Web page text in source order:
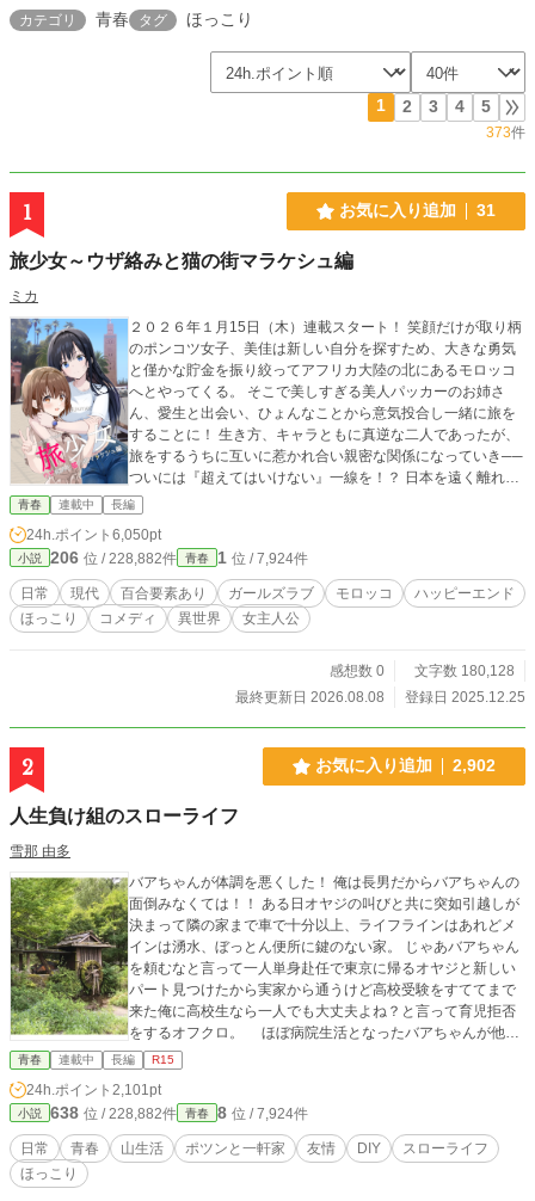
カテゴリ 青春 タグ ほっこり
1 2 3 4 5
373件
1 お気に入り追加 31
旅少女～ウザ絡みと猫の街マラケシュ編
ミカ
２０２６年１月15日（木）連載スタート！ 笑顔だけが取り柄
のポンコツ女子、美佳は新しい自分を探すため、大きな勇気
と僅かな貯金を振り絞ってアフリカ大陸の北にあるモロッコ
へとやってくる。 そこで美しすぎる美人パッカーのお姉さ
ん、愛生と出会い、ひょんなことから意気投合し一緒に旅を
することに！ 生き方、キャラともに真逆な二人であったが、
旅をするうちに互いに惹かれ合い親密な関係になっていき──
ついには『超えてはいけない』一線を！？ 日本を遠く離れた
異国の地、モロッコで展開される青春ガールズラブコメデ
ィ！ 旅先で起こった日常的なこと、そうでもないことをだら
だらと書き綴った女子二人の旅行記『旅少女』──毎週木曜
日、日曜日に更新します！
青春 連載中 長編
24h.ポイント 6,050pt
小説 206 位 / 228,882件 青春 1 位 / 7,924件
日常 現代 百合要素あり ガールズラブ モロッコ
ハッピーエンド
ほっこり
コメディ 異世界 女主人公
感想数 0
文字数 180,128
最終更新日 2026.08.08
登録日 2025.12.25
2 お気に入り追加 2,902
人生負け組のスローライフ
雪那 由多
バアちゃんが体調を悪くした！ 俺は長男だからバアちゃんの
面倒みなくては！！ ある日オヤジの叫びと共に突如引越しが
決まって隣の家まで車で十分以上、ライフラインはあれどメ
インは湧水、ぼっとん便所に鍵のない家。 じゃあバアちゃん
を頼むなと言って一人単身赴任で東京に帰るオヤジと新しい
パート見つけたから実家から通うけど高校受験をすててまで
来た俺に高校生なら一人でも大丈夫よね？と言って育児拒否
をするオフクロ。 ほぼ病院生活となったバアちゃんが他界
してから築百年以上の古民家で一人引きこもる俺の日常。 ―
――――――――――――――――――――― 第12回ドリー
ム小説大賞 読者賞を頂きました！ 皆様の応援ありがとうご
ざいます！ ――――――――――――――――――――――
青春 連載中 長編 R15
24h.ポイント 2,101pt
小説 638 位 / 228,882件 青春 8 位 / 7,924件
日常 青春 山生活 ポツンと一軒家 友情 DIY
スローライフ
ほっこり